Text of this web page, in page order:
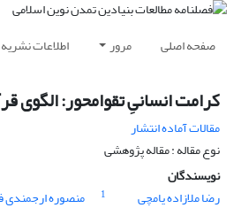
صفحه اصلی مرور اطلاعات نشریه
کرامت انسانیِ تقوامحور: الگوی
مقالات آماده انتشار
نوع مقاله : مقاله پژوهشی
نویسندگان
رضا ملازاده یامچی
1 منصوره ارجمندی